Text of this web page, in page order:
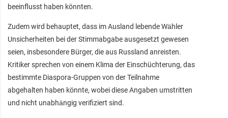
beeinflusst haben könnten.
Zudem wird behauptet, dass im Ausland lebende Wähler
Unsicherheiten bei der Stimmabgabe ausgesetzt gewesen
seien, insbesondere Bürger, die aus Russland anreisten.
Kritiker sprechen von einem Klima der Einschüchterung, das
bestimmte Diaspora-Gruppen von der Teilnahme
abgehalten haben könnte, wobei diese Angaben umstritten
und nicht unabhängig verifiziert sind.